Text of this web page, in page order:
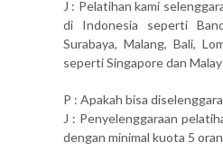
J : Pelatihan kami
di Indonesia seperti
Surabaya, Malang, Bali,
seperti Singapore dan
P : Apakah bisa
J : Penyelenggaraan
dengan minimal kuota 5